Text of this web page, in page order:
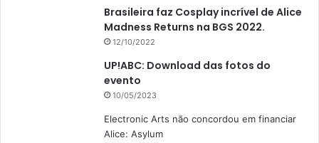
Brasileira faz Cosplay incrível de Alice
Madness Returns na BGS 2022.
12/10/2022
UP!ABC: Download das fotos do
evento
10/05/2023
Electronic Arts não concordou em financiar
Alice: Asylum